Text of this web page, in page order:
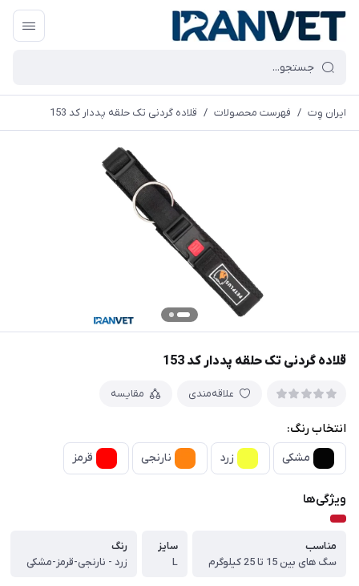
ایران وِت / فهرست محصولات / قلاده گردنی تک حلقه پددار کد 153
قلاده گردنی تک حلقه پددار کد 153
علاقه‌مندی مقایسه
انتخاب رنگ:
مشکی زرد نارنجی قرمز
ویژگی‌ها
مناسب
سگ های بین 15 تا 25 کیلوگرم
سایز
L
رنگ
زرد - نارنجی-قرمز-مشکی